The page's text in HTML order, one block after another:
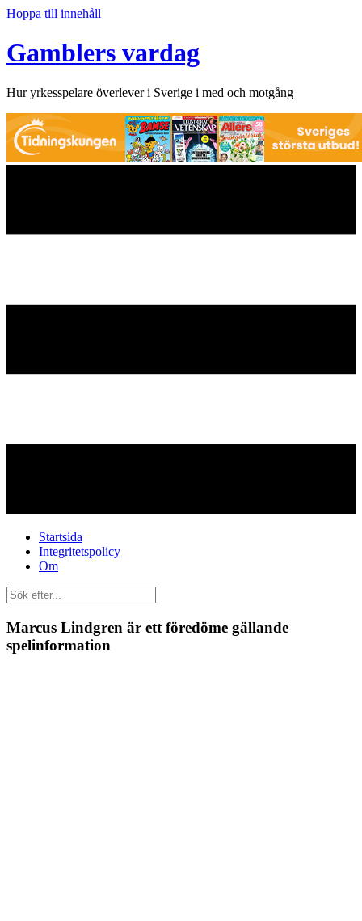
Hoppa till innehåll
Gamblers vardag
Hur yrkesspelare överlever i Sverige i med och motgång
Startsida
Integritetspolicy
Om
Marcus Lindgren är ett föredöme gällande
spelinformation